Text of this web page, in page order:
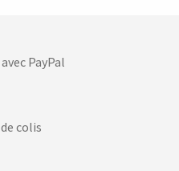
avec PayPal
de colis